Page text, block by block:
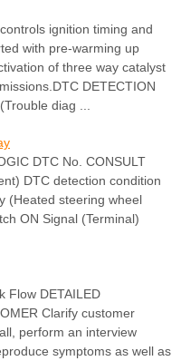
ignition timing and
with pre-warming up
of three way catalyst
DETECTION
diag ...
DTC No. CONSULT
DTC detection condition
(Heated steering wheel
ON Signal (Terminal)
Flow DETAILED
Clarify customer
perform an interview
symptoms as well as